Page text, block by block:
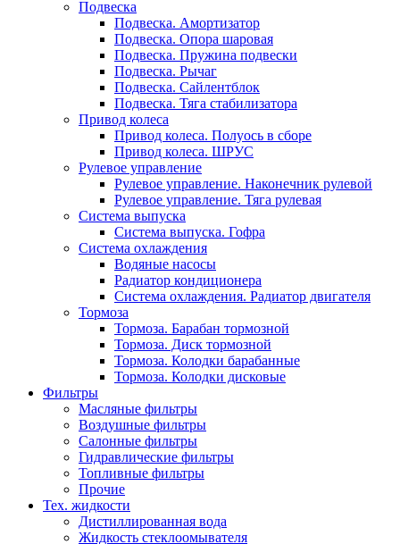
Подвеска
Подвеска. Амортизатор
Подвеска. Опора шаровая
Подвеска. Пружина подвески
Подвеска. Рычаг
Подвеска. Сайлентблок
Подвеска. Тяга стабилизатора
Привод колеса
Привод колеса. Полуось в сборе
Привод колеса. ШРУС
Рулевое управление
Рулевое управление. Наконечник рулевой
Рулевое управление. Тяга рулевая
Система выпуска
Система выпуска. Гофра
Система охлаждения
Водяные насосы
Радиатор кондиционера
Система охлаждения. Радиатор двигателя
Тормоза
Тормоза. Барабан тормозной
Тормоза. Диск тормозной
Тормоза. Колодки барабанные
Тормоза. Колодки дисковые
Фильтры
Масляные фильтры
Воздушные фильтры
Салонные фильтры
Гидравлические фильтры
Топливные фильтры
Прочие
Тех. жидкости
Дистиллированная вода
Жидкость стеклоомывателя